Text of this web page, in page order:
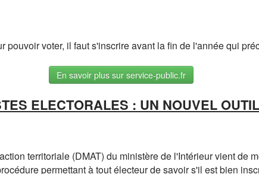
pouvoir voter, il faut s'inscrire avant la fin de l'année qui
En savoir plus sur service-public.fr
ELECTORALES : UN NOUVEL
territoriale (DMAT) du ministère de l'Intérieur vient de
permettant à tout électeur de savoir s'il est bien